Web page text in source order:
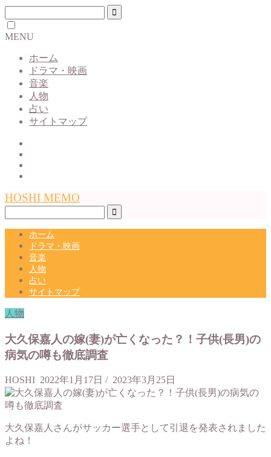
MENU
ホーム
ドラマ・映画
音楽
人物
占い
サイトマップ
HOSHI MEMO
ホーム
ドラマ・映画
音楽
人物
占い
サイトマップ
人物
大久保嘉人の嫁(妻)が亡くなった？！子供(長男)の
病気の噂も徹底調査
HOSHI 2022年1月17日 / 2023年3月25日
大久保嘉人さんがサッカー選手として引退を発表されました
よね！